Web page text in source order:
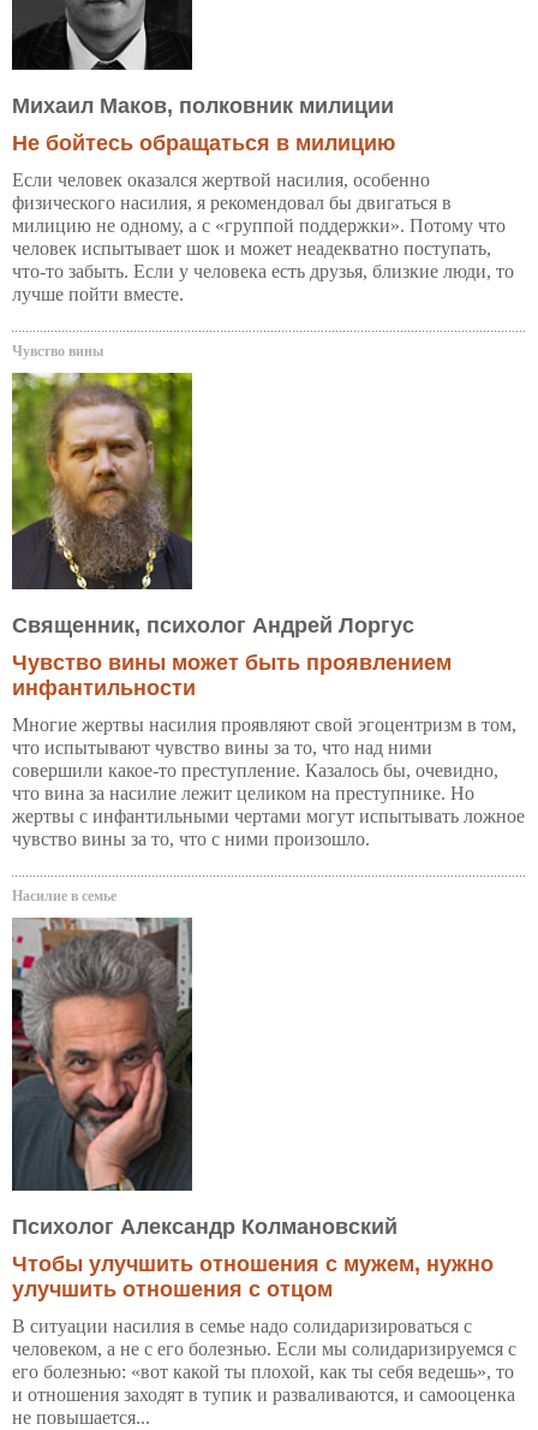
Михаил Маков, полковник милиции
Не бойтесь обращаться в милицию
Если человек оказался жертвой насилия, особенно
физического насилия, я рекомендовал бы двигаться в
милицию не одному, а с «группой поддержки». Потому что
человек испытывает шок и может неадекватно поступать,
что-то забыть. Если у человека есть друзья, близкие люди, то
лучше пойти вместе.
Чувство вины
Священник, психолог Андрей Лоргус
Чувство вины может быть проявлением
инфантильности
Многие жертвы насилия проявляют свой эгоцентризм в том,
что испытывают чувство вины за то, что над ними
совершили какое-то преступление. Казалось бы, очевидно,
что вина за насилие лежит целиком на преступнике. Но
жертвы с инфантильными чертами могут испытывать ложное
чувство вины за то, что с ними произошло.
Насилие в семье
Психолог Александр Колмановский
Чтобы улучшить отношения с мужем, нужно
улучшить отношения с отцом
В ситуации насилия в семье надо солидаризироваться с
человеком, а не с его болезнью. Если мы солидаризируемся с
его болезнью: «вот какой ты плохой, как ты себя ведешь», то
и отношения заходят в тупик и разваливаются, и самооценка
не повышается...